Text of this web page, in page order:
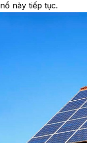
nổ này tiếp tục.